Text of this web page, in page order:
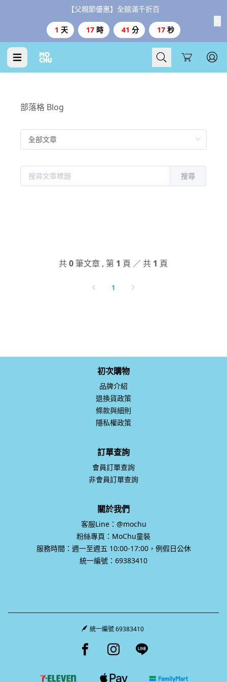
【父親節優惠】全館滿千折百
1 天 17 時 41 分 17 秒
Cart
部落格 Blog
搜尋
共0筆文章 , 第 1 頁 ／ 共 1 頁
1
初次購物
品牌介紹
退換貨政策
條款與細則
隱私權政策
訂單查詢
會員訂單查詢
非會員訂單查詢
關於我們
客服Line：@mochu
粉絲專頁：MoChu童裝
服務時間：週一至週五 10:00-17:00，例假日公休
統一編號：69383410
統一編號 69383410
Facebook page
Instagram page
Line page